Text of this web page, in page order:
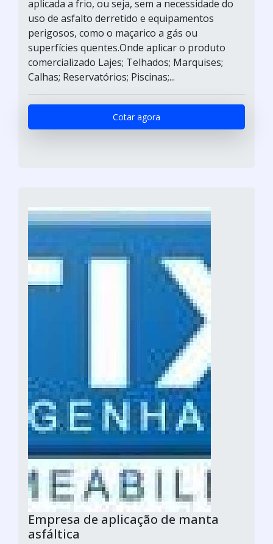
aplicada a frio, ou seja, sem a necessidade do
uso de asfalto derretido e equipamentos
perigosos, como o maçarico a gás ou
superfícies quentes.Onde aplicar o produto
comercializado Lajes; Telhados; Marquises;
Calhas; Reservatórios; Piscinas;...
Cotar agora
Empresa de aplicação de manta
asfáltica